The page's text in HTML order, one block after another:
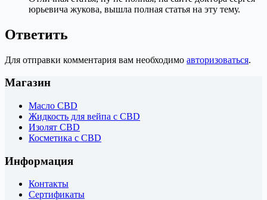
юрьевича жукова, вышла полная статья на эту тему.
Ответить
Для отправки комментария вам необходимо авторизоваться.
Магазин
Масло CBD
Жидкость для вейпа с CBD
Изолят CBD
Косметика с CBD
Информация
Контакты
Сертификаты